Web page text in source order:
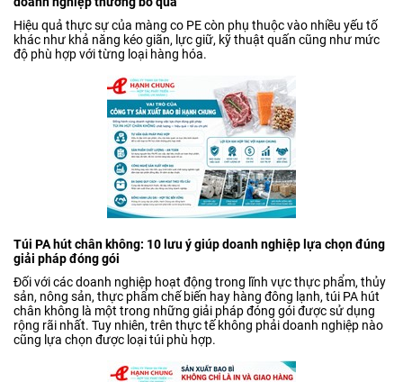
Hiệu quả thực sự của màng co PE còn phụ thuộc vào nhiều yếu tố
khác như khả năng kéo giãn, lực giữ, kỹ thuật quấn cũng như mức
độ phù hợp với từng loại hàng hóa.
Túi PA hút chân không: 10 lưu ý giúp doanh nghiệp lựa chọn đúng
giải pháp đóng gói
Đối với các doanh nghiệp hoạt động trong lĩnh vực thực phẩm, thủy
sản, nông sản, thực phẩm chế biến hay hàng đông lạnh, túi PA hút
chân không là một trong những giải pháp đóng gói được sử dụng
rộng rãi nhất. Tuy nhiên, trên thực tế không phải doanh nghiệp nào
cũng lựa chọn được loại túi phù hợp.